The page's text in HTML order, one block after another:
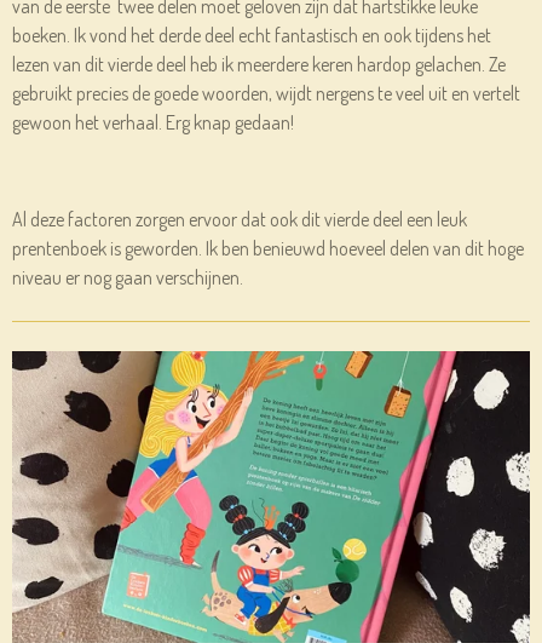
van de eerste twee delen moet geloven zijn dat hartstikke leuke
boeken. Ik vond het derde deel echt fantastisch en ook tijdens het
lezen van dit vierde deel heb ik meerdere keren hardop gelachen. Ze
gebruikt precies de goede woorden, wijdt nergens te veel uit en vertelt
gewoon het verhaal. Erg knap gedaan!
Al deze factoren zorgen ervoor dat ook dit vierde deel een leuk
prentenboek is geworden. Ik ben benieuwd hoeveel delen van dit hoge
niveau er nog gaan verschijnen.